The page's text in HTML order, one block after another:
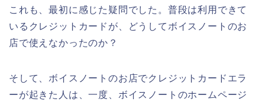
これも、最初に感じた疑問でした。普段は利用できて
いるクレジットカードが、どうしてボイスノートのお
店で使えなかったのか？
そして、ボイスノートのお店でクレジットカードエラ
ーが起きた人は、一度、ボイスノートのホームページ